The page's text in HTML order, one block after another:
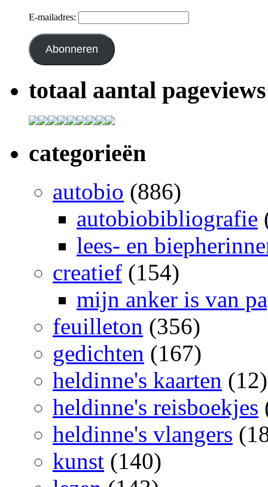
E-mailadres:
Abonneren
totaal aantal pageviews
categorieën
autobio (886)
autobiobibliografie
lees- en
creatief (154)
mijn anker is van
feuilleton (356)
gedichten (167)
heldinne's kaarten (12)
heldinne's reisboekjes
heldinne's vlangers
kunst (140)